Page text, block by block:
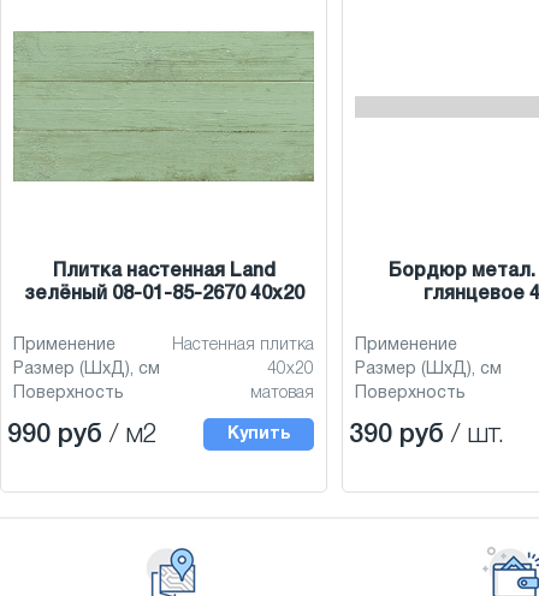
Плитка настенная Land
зелёный 08-01-85-2670 40x20
Применение
Настенная плитка
Размер (ШхД), см
40x20
Поверхность
матовая
990 руб / м2 Купить
Бордюр метал.
глянцевое
Применение
Размер (ШхД), см
Поверхность
390 руб / шт.